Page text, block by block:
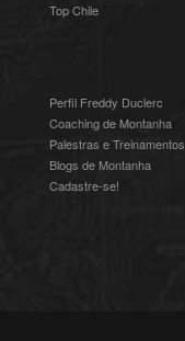
Top Chile
Perfil Freddy Duclerc
Coaching de Montanha
Palestras e Treinamentos
Blogs de Montanha
Cadastre-se!